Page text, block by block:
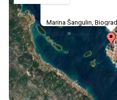
Marina Šangulin, Biograd